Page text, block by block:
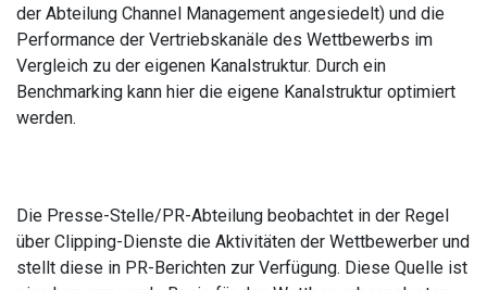
der Abteilung Channel Management angesiedelt) und die
Performance der Vertriebskanäle des Wettbewerbs im
Vergleich zu der eigenen Kanalstruktur. Durch ein
Benchmarking kann hier die eigene Kanalstruktur optimiert
werden.
Die Presse-Stelle/PR-Abteilung beobachtet in der Regel
über Clipping-Dienste die Aktivitäten der Wettbewerber und
stellt diese in PR-Berichten zur Verfügung. Diese Quelle ist